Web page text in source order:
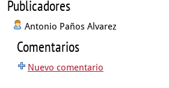
Publicadores
Antonio Paños Alvarez
Comentarios
Nuevo comentario